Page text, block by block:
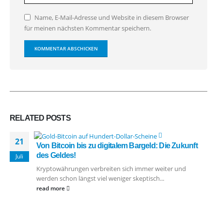
Name, E-Mail-Adresse und Website in diesem Browser
für meinen nächsten Kommentar speichern.
RELATED POSTS
21
Juli
Von Bitcoin bis zu digitalem Bargeld: Die Zukunft
des Geldes!
Kryptowährungen verbreiten sich immer weiter und
werden schon längst viel weniger skeptisch...
read more